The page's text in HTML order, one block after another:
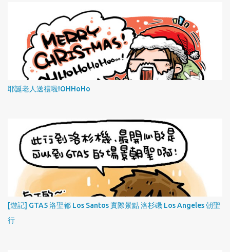
耶誕老人送禮啦!OHHoHo
[遊記] GTA5 洛聖都 Los Santos 實際景點 洛杉磯 Los Angeles 朝聖
行